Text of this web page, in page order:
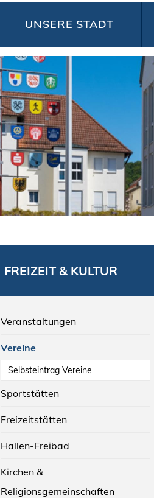
UNSERE STADT
FREIZEIT & KULTUR
Veranstaltungen
Vereine
Selbsteintrag Vereine
Sportstätten
Freizeitstätten
Hallen-Freibad
Kirchen &
Religionsgemeinschaften